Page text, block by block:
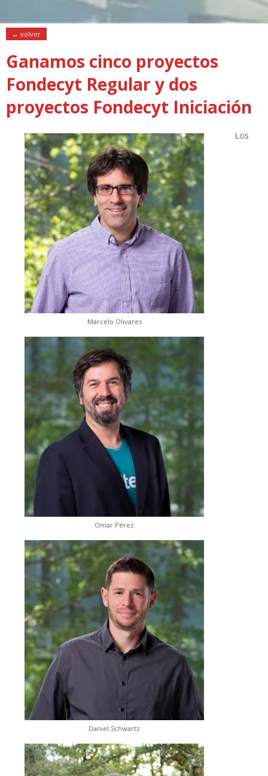
← volver
Ganamos cinco proyectos
Fondecyt Regular y dos
proyectos Fondecyt Iniciación
Marcelo Olivares
Omar Pérez
Daniel Schwartz
Los